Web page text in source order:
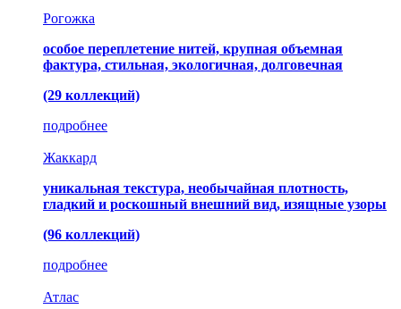
Рогожка
особое переплетение нитей, крупная объемная
фактура, стильная, экологичная, долговечная
(29 коллекций)
подробнее
Жаккард
уникальная текстура, необычайная плотность,
гладкий и роскошный внешний вид, изящные узоры
(96 коллекций)
подробнее
Атлас